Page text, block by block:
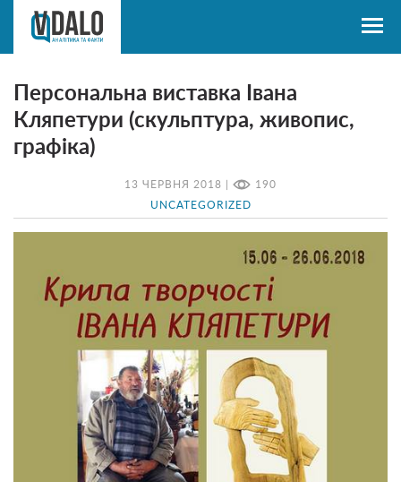
13 ЧЕРВНЯ 2018 | 190
UNCATEGORIZED
Персональна виставка Івана
Кляпетури (скульптура, живопис,
графіка)